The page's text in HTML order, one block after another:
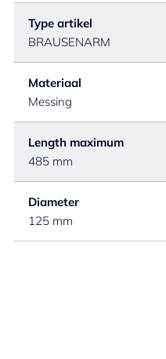
Type artikel
BRAUSENARM
Materiaal
Messing
Length maximum
485 mm
Diameter
125 mm